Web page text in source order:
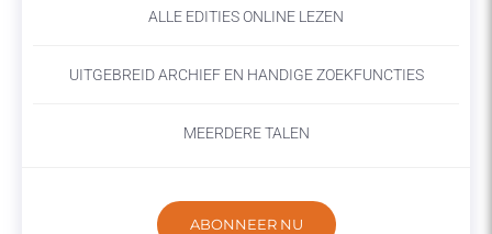
ALLE EDITIES ONLINE LEZEN
UITGEBREID ARCHIEF EN HANDIGE ZOEKFUNCTIES
MEERDERE TALEN
ABONNEER NU